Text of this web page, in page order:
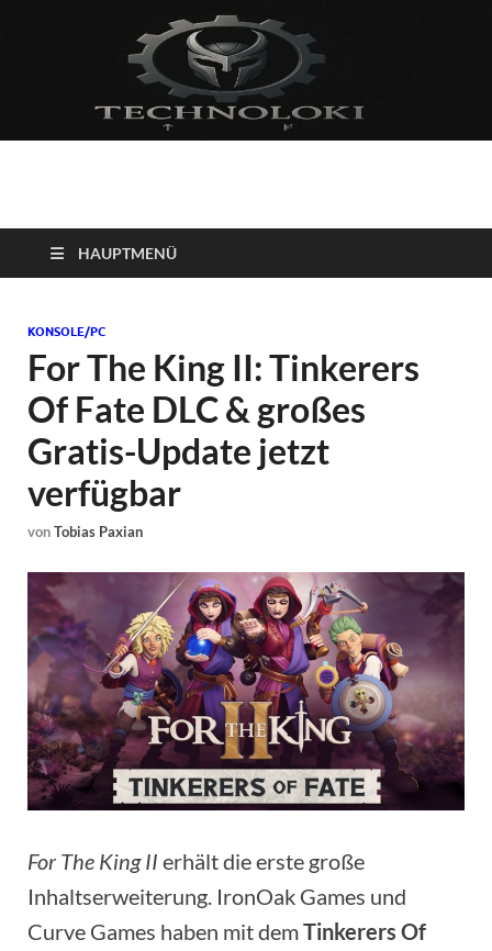
Technoloki: Gaming
und Entertainment
News
Blockbuster, Indie-Perlen und Retro-Klassiker.
HAUPTMENÜ
KONSOLE/PC
For The King II: Tinkerers
Of Fate DLC & großes
Gratis-Update jetzt
verfügbar
vonTobias Paxian
For The King II erhält die erste große
Inhaltserweiterung. IronOak Games und
Curve Games haben mit demTinkerers Of